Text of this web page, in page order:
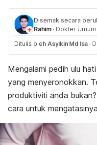
Disemak secara
Rahim · Dokter Umum
Ditulis oleh Asyikin Md Isa ·
Mengalami pedih ulu
yang menyeronokkan.
produktiviti anda
cara untuk